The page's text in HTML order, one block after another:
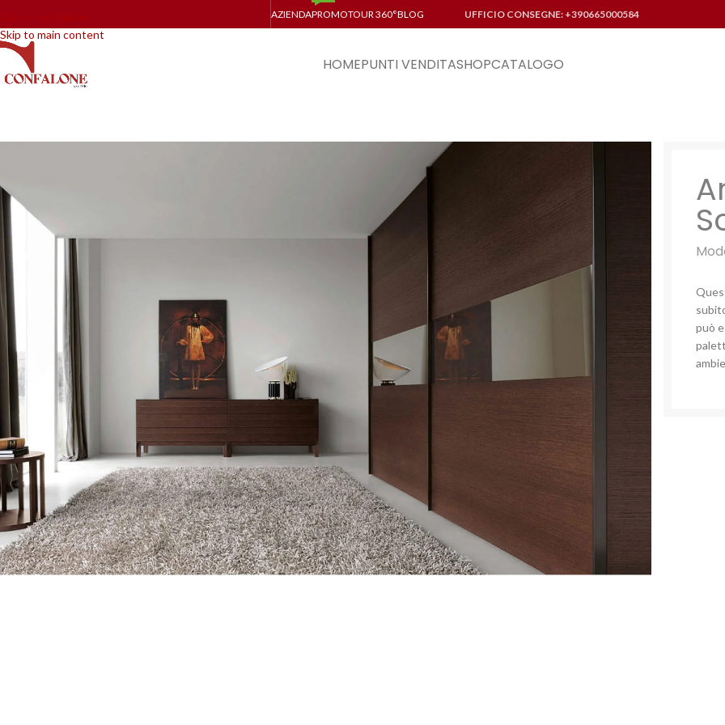
Skip to main content
AZIENDAPROMOTOUR 360°BLOG UFFICIO CONSEGNE: +390665000584
HOMEPUNTI VENDITASHOPCATALOGO
può